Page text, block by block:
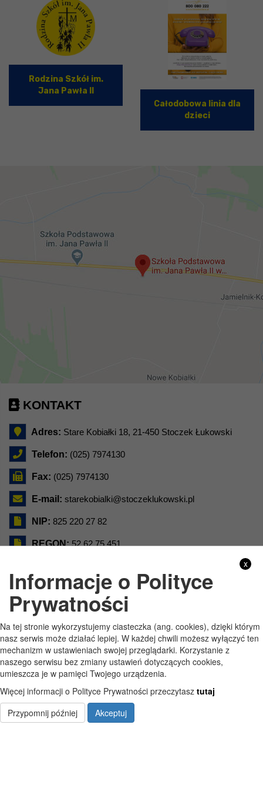
Rodzina Szkół im.
Jana Pawła II
Całodobowa linia dla
dzieci
KONTAKT
Adres: Stare Kobiałki 18, 21-450 Stoczek Łukowski
Telefon: (025) 7974130
Fax: (025) 7974130
E-mail: starekobialki@stoczeklukowski.pl
NIP: 825 220 27 82
REGON:52 62 75 451
GODZINY PRACY
Pon 7:30 - 15:30
Wt 7:30 - 15:30
Śr 7:30 - 15:30
x
Informacje o Polityce
Prywatności
Na tej stronie wykorzystujemy ciasteczka (ang. cookies), dzięki którym
nasz serwis może działać lepiej. W każdej chwili możesz wyłączyć ten
mechanizm w ustawieniach swojej przeglądarki. Korzystanie z
naszego serwisu bez zmiany ustawień dotyczących cookies,
umieszcza je w pamięci Twojego urządzenia.
Więcej informacji o Polityce Prywatności przeczytasz tutaj
Przypomnij później
Akceptuj